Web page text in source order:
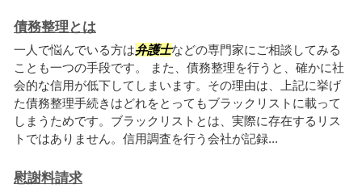
債務整理とは
一人で悩んでいる方は弁護士などの専門家にご相談してみる
ことも一つの手段です。 また、債務整理を行うと、確かに社
会的な信用が低下してしまいます。その理由は、上記に挙げ
た債務整理手続きはどれをとってもブラックリストに載って
しまうためです。ブラックリストとは、実際に存在するリス
トではありません。信用調査を行う会社が記録...
慰謝料請求